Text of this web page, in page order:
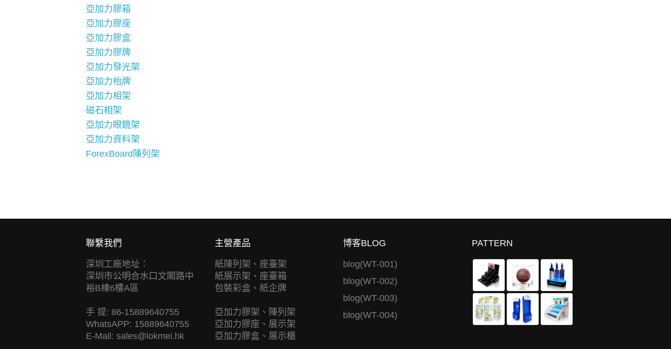
亞加力膠箱
亞加力膠座
亞加力膠盒
亞加力膠牌
亞加力發光架
亞加力枱牌
亞加力相架
磁石相架
亞加力眼鏡架
亞加力資料架
ForexBoard陳列架
聯繫我們
深圳工廠地址：
深圳市公明合水口文閣路中
裕B棟6樓A區
手 提: 86-15889640755
WhatsAPP: 15889640755
E-Mail: sales@lokmei.hk
主營產品
紙陳列架、座臺架
紙展示架、座臺箱
包裝彩盒、紙企牌
亞加力膠架、陳列架
亞加力膠座、展示架
亞加力膠盒、展示櫃
博客BLOG
blog(WT-001)
blog(WT-002)
blog(WT-003)
blog(WT-004)
PATTERN